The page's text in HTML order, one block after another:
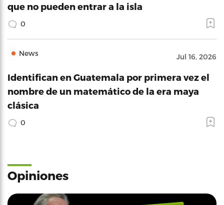
que no pueden entrar a la isla
0
News Jul 16, 2026
Identifican en Guatemala por primera vez el
nombre de un matemático de la era maya
clásica
0
Opiniones